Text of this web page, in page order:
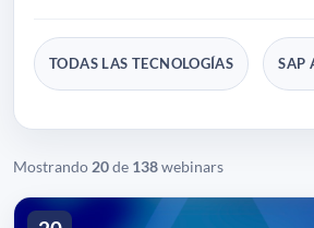
TODAS LAS TECNOLOGÍAS SAP
Mostrando 20de 138webinars